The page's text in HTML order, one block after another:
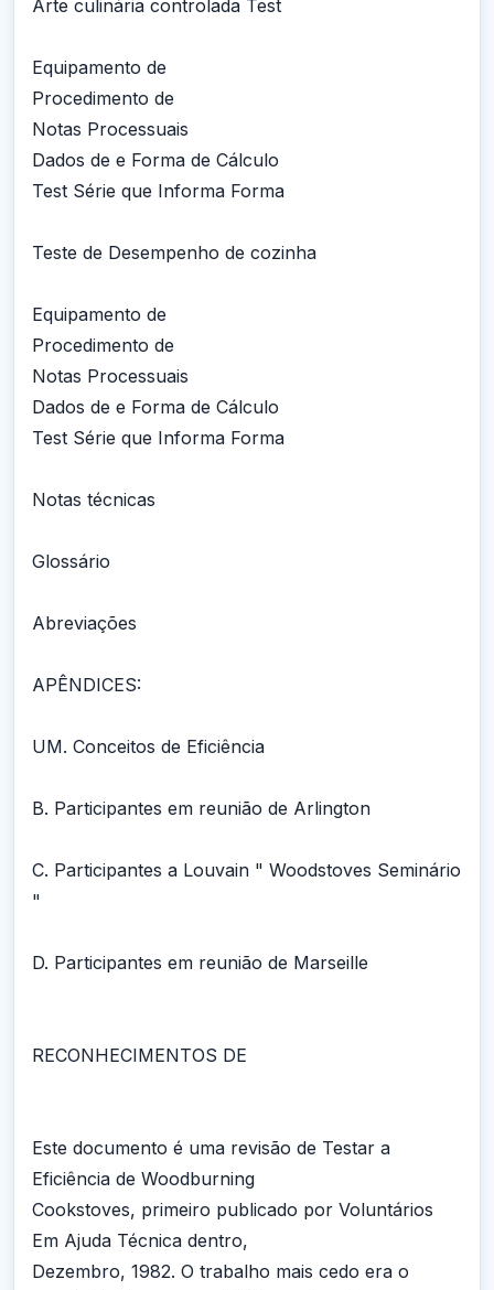
Arte culinária controlada Test
Equipamento de
Procedimento de
Notas Processuais
Dados de e Forma de Cálculo
Test Série que Informa Forma
Teste de Desempenho de cozinha
Equipamento de
Procedimento de
Notas Processuais
Dados de e Forma de Cálculo
Test Série que Informa Forma
Notas técnicas
Glossário
Abreviações
APÊNDICES:
UM. Conceitos de Eficiência
B. Participantes em reunião de Arlington
C. Participantes a Louvain " Woodstoves Seminário
"
D. Participantes em reunião de Marseille
RECONHECIMENTOS DE
Este documento é uma revisão de Testar a
Eficiência de Woodburning
Cookstoves, primeiro publicado por Voluntários
Em Ajuda Técnica dentro,
Dezembro, 1982. O trabalho mais cedo era o